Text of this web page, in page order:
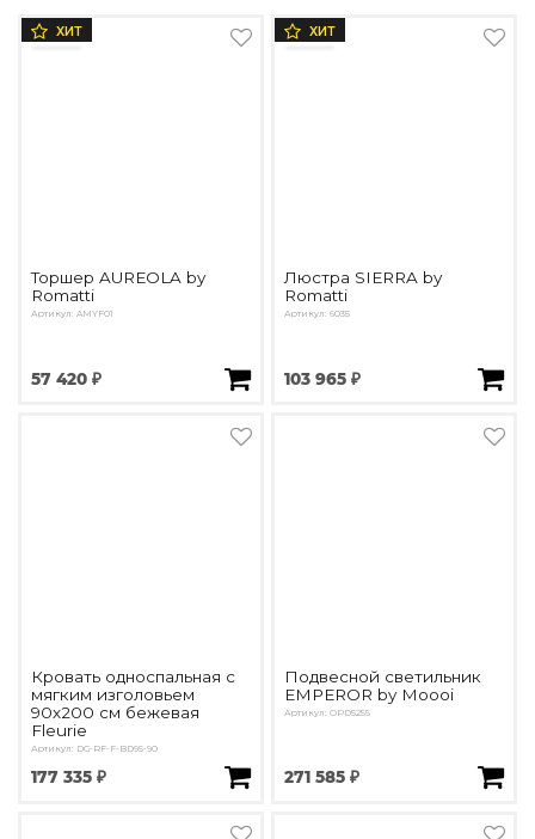
ХИТ
Торшер AUREOLA by
Romatti
Артикул: AMYF01
57 420 ₽
ХИТ
Люстра SIERRA by
Romatti
Артикул: 6035
103 965 ₽
Кровать односпальная с
мягким изголовьем
90х200 см бежевая
Fleurie
Артикул: DG-RF-F-BD95-90
177 335 ₽
Подвесной светильник
EMPEROR by Moooi
Артикул: OPD5255
271 585 ₽